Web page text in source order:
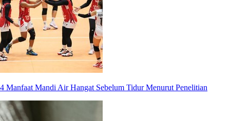
4 Manfaat Mandi Air Hangat Sebelum Tidur Menurut Penelitian